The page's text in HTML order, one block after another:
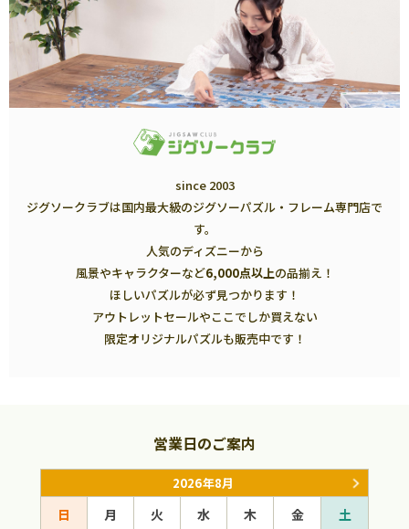
since 2003
ジグソークラブは国内最大級のジグソーパズル・フレーム専門店で
す。
人気のディズニーから
風景やキャラクターなど6,000点以上の品揃え！
ほしいパズルが必ず見つかります！
アウトレットセールやここでしか買えない
限定オリジナルパズルも販売中です！
営業日のご案内
2026年8月
日 月 火 水 木 金
土